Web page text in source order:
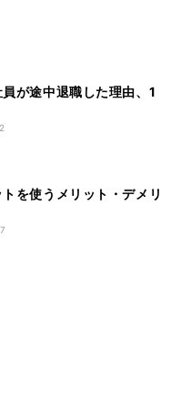
が途中退職した理由、1
を使うメリット・デメリ